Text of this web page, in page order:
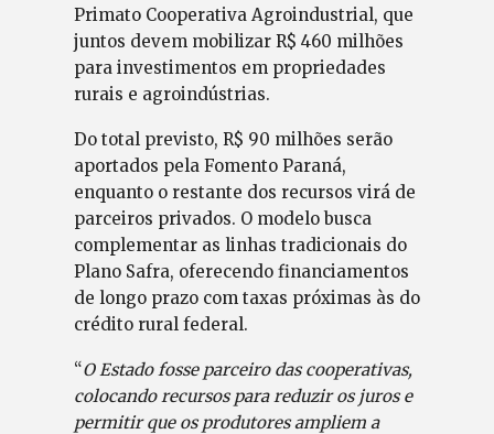
Primato Cooperativa Agroindustrial, que
juntos devem mobilizar R$ 460 milhões
para investimentos em propriedades
rurais e agroindústrias.
Do total previsto, R$ 90 milhões serão
aportados pela Fomento Paraná,
enquanto o restante dos recursos virá de
parceiros privados. O modelo busca
complementar as linhas tradicionais do
Plano Safra, oferecendo financiamentos
de longo prazo com taxas próximas às do
crédito rural federal.
“O Estado fosse parceiro das cooperativas,
colocando recursos para reduzir os juros e
permitir que os produtores ampliem a